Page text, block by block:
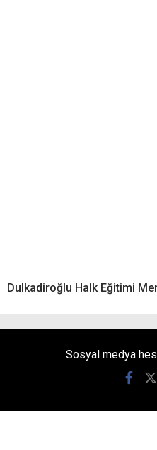
Dulkadiroğlu Halk Eğitimi
Sosyal medya